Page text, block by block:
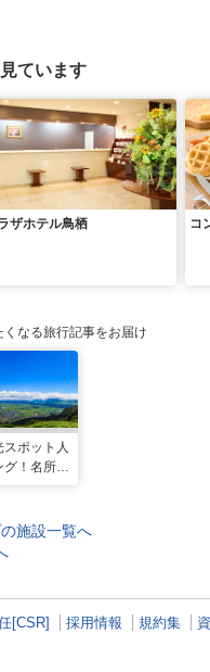
ています
ザホテル鳥栖 コ
くなる旅行記事をお届け
スポット人
グ！名所も
施設一覧へ
[CSR] 採用情報 規約集